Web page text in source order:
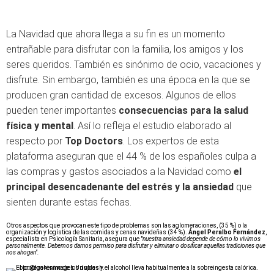
La Navidad que ahora llega a su fin es un momento
entrañable para disfrutar con la familia, los amigos y los
seres queridos. También es sinónimo de ocio, vacaciones y
disfrute. Sin embargo, también es una época en la que se
producen gran cantidad de excesos. Algunos de ellos
pueden tener importantes consecuencias para la salud
física y mental. Así lo refleja el estudio elaborado al
respecto por Top Doctors. Los expertos de esta
plataforma aseguran que el 44 % de los españoles culpa a
las compras y gastos asociados a la Navidad como el
principal desencadenante del estrés y la ansiedad que
sienten durante estas fechas.
Otros aspectos que provocan este tipo de problemas son las aglomeraciones, (35 %) o la
organización y logística de las comidas y cenas navideñas (34 %). Ángel Peralbo Fernández
especialista en Psicología Sanitaria, asegura que "nuestra ansiedad depende de cómo lo vivimos
personalmente. Debemos darnos permiso para disfrutar y eliminar o dosificar aquellas tradiciones que
nos ahogan".